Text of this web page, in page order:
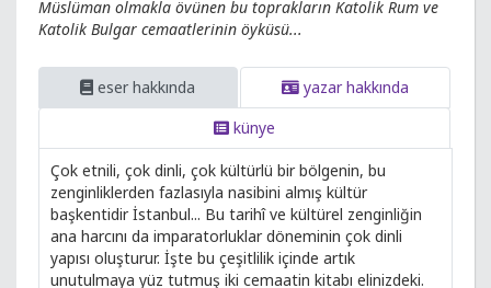
Müslüman olmakla övünen bu toprakların Katolik Rum ve
Katolik Bulgar cemaatlerinin öyküsü...
eser hakkında
yazar hakkında
künye
Çok etnili, çok dinli, çok kültürlü bir bölgenin, bu
zenginliklerden fazlasıyla nasibini almış kültür
başkentidir İstanbul... Bu tarihî ve kültürel zenginliğin
ana harcını da imparatorluklar döneminin çok dinli
yapısı oluşturur. İşte bu çeşitlilik içinde artık
unutulmaya yüz tutmuş iki cemaatin kitabı elinizdeki.